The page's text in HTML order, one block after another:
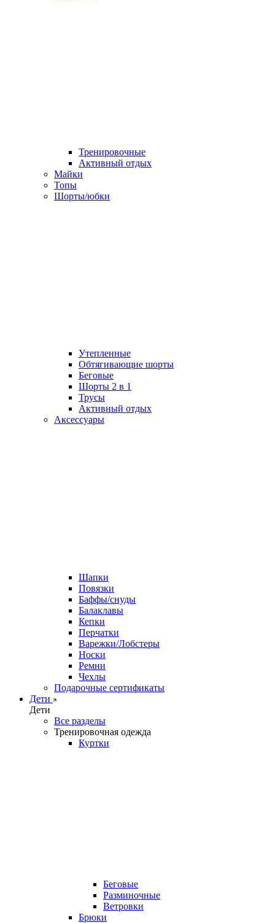
Тренировочные
Активный отдых
Майки
Топы
Шорты/юбки
Утепленные
Обтягивающие шорты
Беговые
Шорты 2 в 1
Трусы
Активный отдых
Аксессуары
Шапки
Повязки
Баффы/снуды
Балаклавы
Кепки
Перчатки
Варежки/Лобстеры
Носки
Ремни
Чехлы
Подарочные сертификаты
Дети
Дети
Все разделы
Тренировочная одежда
Куртки
Беговые
Разминочные
Ветровки
Брюки